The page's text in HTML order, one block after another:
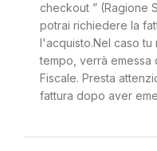
checkout ” (Ragione
potrai richiedere la
l'acquisto.Nel caso tu
tempo, verrà emessa
Fiscale. Presta
fattura dopo aver